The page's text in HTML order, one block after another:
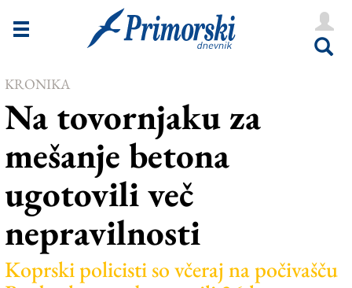
Novice
Goriška
Kultura
Šport
Še
Vreme
V Kioskih
KRONIKA
Na tovornjaku za
mešanje betona
ugotovili več
nepravilnosti
Koprski policisti so včeraj na počivašču